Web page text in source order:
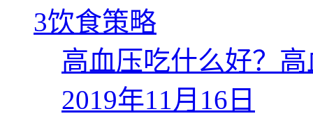
3
高血压吃什么好？
2019年11月16日